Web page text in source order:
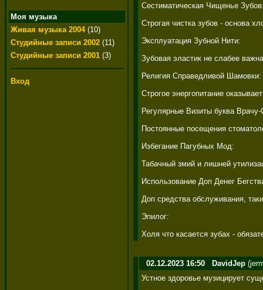
Моя музыка
Живая музыка 2004(10)
Студийные записи 2002 (11)
Студийные записи 2001 (3)
Вход
Сестиматическая Чищенье
Строгая чистка зубов - основа
Эксплуатация Зубной Нити:
Зубовая эластик не слабее
Религия Справедливой Шамовки:
Строгое энергопитание
Регулярные Визиты буква
Постоянные посещения
Избегание Пагубных Мод:
Табачный змий и лишней
Использование Доп Денег
Доп средства обслуживания,
Эпилог:
Холя что касается зубах -
02.12.2023 16:50 DavidJep
Устное здоровье музицирует